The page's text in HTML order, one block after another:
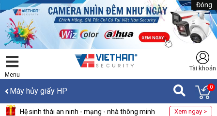
Đóng
Menu
Tài khoản
Máy hủy giấy HP 0
Hệ sinh thái an ninh - mạng - nhà thông minh Xem ngay >